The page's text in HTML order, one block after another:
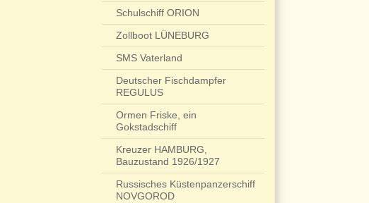
Schulschiff ORION
Zollboot LÜNEBURG
SMS Vaterland
Deutscher Fischdampfer
REGULUS
Ormen Friske, ein
Gokstadschiff
Kreuzer HAMBURG,
Bauzustand 1926/1927
Russisches Küstenpanzerschiff
NOVGOROD